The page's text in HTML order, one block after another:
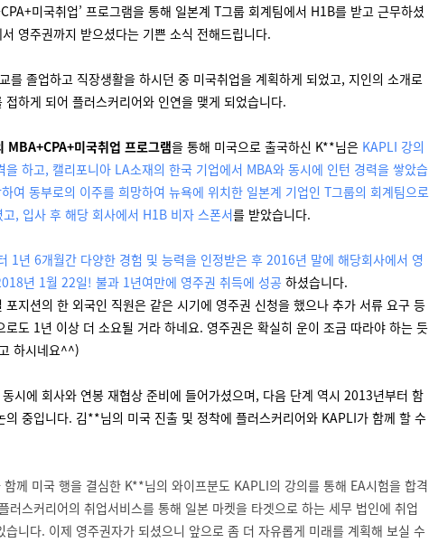
미국취업’ 프로그램을 통해 일본계 T그룹 회계팀에서 H1B를 받고 근무하셨
영주권까지 받으셨다는 기쁜 소식 전해드립니다.
를 졸업하고 직장생활을 하시던 중 미국취업을 계획하게 되었고, 지인의 소개로
접하게 되어 플러스커리어와 인연을 맺게 되었습니다.
MBA+CPA+미국취업 프로그램을 통해 미국으로 출국하신 K**님은 KAPLI 강의
을 하고, 캘리포니아 LA소재의 한국 기업에서 MBA와 동시에 인턴 경력을 쌓았습
여 동부로의 이주를 희망하여 뉴욕에 위치한 일본계 기업인 T그룹의 회계팀으로
, 입사 후 해당 회사에서 H1B 비자 스폰서를 받았습니다.
1년 6개월간 다양한 경험 및 능력을 인정받은 후 2016년 말에 해당회사에서 영
년 1월 22일! 불과 1년여만에 영주권 취득에 성공 하셨습니다.
포지션의 한 외국인 직원은 같은 시기에 영주권 신청을 했으나 추가 서류 요구 등
로도 1년 이상 더 소요될 거라 하네요. 영주권은 확실히 운이 조금 따라야 하는 듯
하시네요^^)
시에 회사와 연봉 재협상 준비에 들어가셨으며, 다음 단계 역시 2013년부터 함
의 중입니다. 김**님의 미국 진출 및 정착에 플러스커리어와 KAPLI가 함께 할 수
께 미국 행을 결심한 K**님의 와이프분도 KAPLI의 강의를 통해 EA시험을 합격
러스커리어의 취업서비스를 통해 일본 마켓을 타겟으로 하는 세무 법인에 취업
습니다. 이제 영주권자가 되셨으니 앞으로 좀 더 자유롭게 미래를 계획해 보실 수